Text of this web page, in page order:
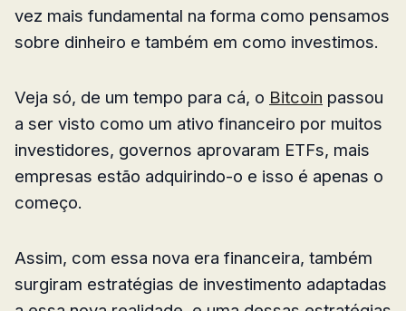
vez mais fundamental na forma como pensamos
sobre dinheiro e também em como investimos.
Veja só, de um tempo para cá, o Bitcoin passou
a ser visto como um ativo financeiro por muitos
investidores, governos aprovaram ETFs, mais
empresas estão adquirindo-o e isso é apenas o
começo.
Assim, com essa nova era financeira, também
surgiram estratégias de investimento adaptadas